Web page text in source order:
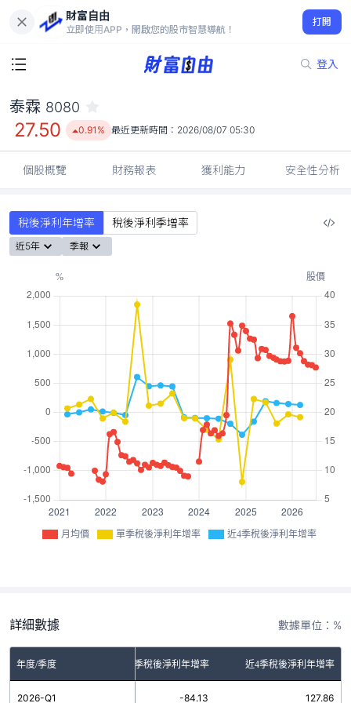
財富自由
立即使用APP，開啟您的股市智慧導航！
打開
登入
27.50
0.91%
泰霖 8080
27.50 0.91% 最近更新時間： 2026/08/07 05:30
個股概覽 財務報表 獲利能力 安全性分析
稅後淨利年增率 稅後淨利季增率
近5年 季報
月均價 單季稅後淨利年增率 近4季稅後淨利年增率
詳細數據 數據單位：%
年度/季度 單季稅後淨利年增率 近4季稅後淨利年增率
2026-Q1 -84.13 127.86